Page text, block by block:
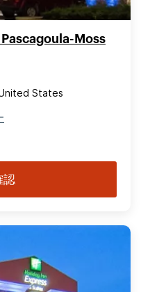
Moss
States
認